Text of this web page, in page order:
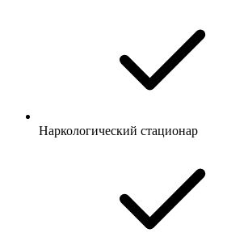
Наркологический стационар